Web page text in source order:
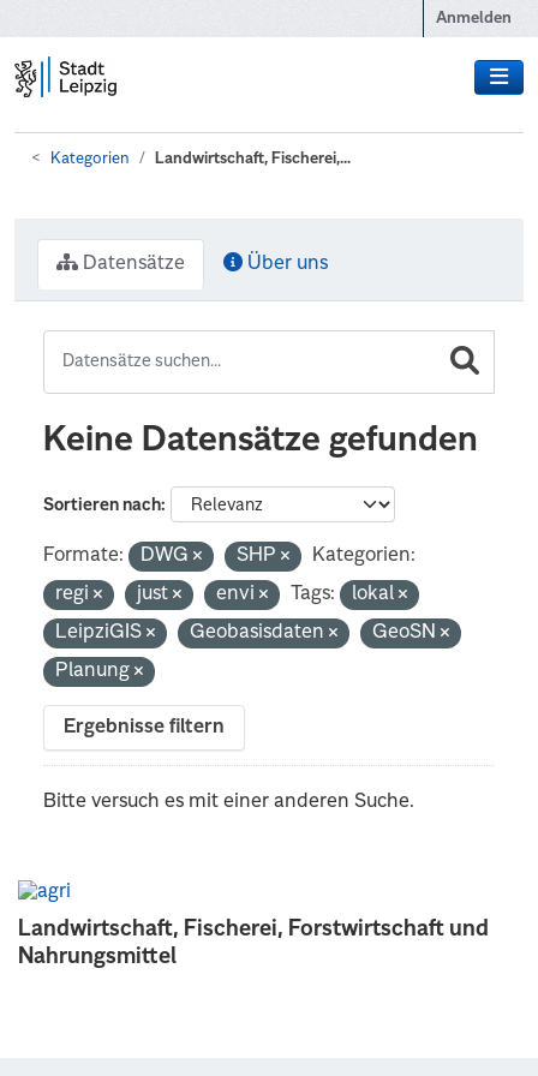
Anmelden
Kategorien Landwirtschaft, Fischerei,...
Landwirtschaft, Fischerei, Forstwirtschaft und
Nahrungsmittel
Datensätze Über uns
Keine Datensätze gefunden
Sortieren nach
Formate: DWG SHP
Kategorien:
regi
just envi Tags:
lokal
LeipziGIS
Geobasisdaten
GeoSN
Planung
Ergebnisse filtern
Bitte versuch es mit einer anderen Suche.